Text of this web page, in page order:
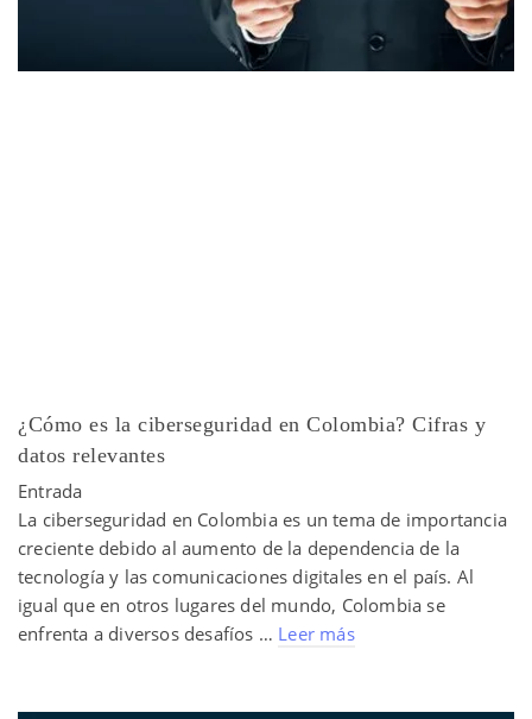
¿Cómo es la ciberseguridad en Colombia? Cifras y
datos relevantes
Entrada
La ciberseguridad en Colombia es un tema de importancia
creciente debido al aumento de la dependencia de la
tecnología y las comunicaciones digitales en el país. Al
igual que en otros lugares del mundo, Colombia se
enfrenta a diversos desafíos … Leer más